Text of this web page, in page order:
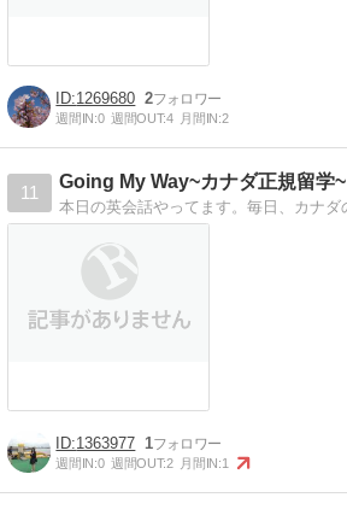
1269680 2
週間IN:0 週間OUT:4 月間IN:2
11
Going My Way~カナダ正規留学~
1363977 1
週間IN:0 週間OUT:2 月間IN:1